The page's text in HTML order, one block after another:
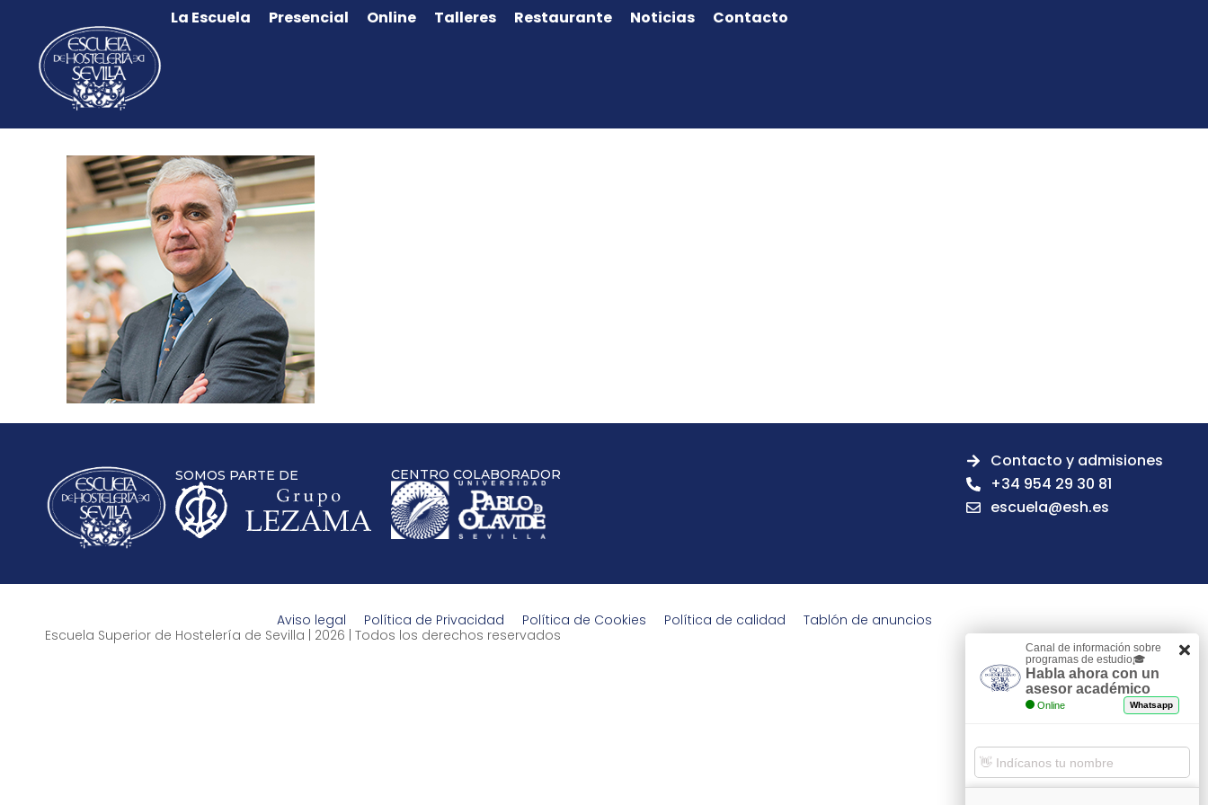
La Escuela Presencial Online Talleres Restaurante Noticias Contacto
SOMOS PARTE DE CENTRO COLABORADOR
Contacto y admisiones
+34 954 29 30 81
escuela@esh.es
Aviso legal Política de Privacidad Política de Cookies Política de calidad
Tablón de anuncios
Escuela Superior de Hostelería de Sevilla | 2026 | Todos los derechos reservados
Canal de información sobre
programas de estudio🎓
Habla ahora con un
asesor académico
Online Whatsapp